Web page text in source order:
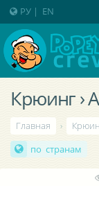
Крюинг ›
Главная ›
по странам
РУ | EN